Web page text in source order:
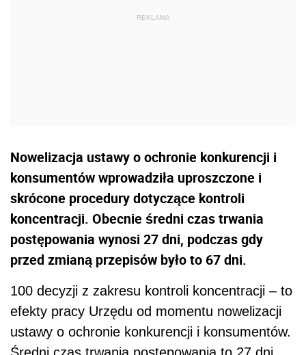
Nowelizacja ustawy o ochronie konkurencji i
konsumentów wprowadziła uproszczone i
skrócone procedury dotyczące kontroli
koncentracji. Obecnie średni czas trwania
postępowania wynosi 27 dni, podczas gdy
przed zmianą przepisów było to 67 dni.
100 decyzji z zakresu kontroli koncentracji – to
efekty pracy Urzędu od momentu nowelizacji
ustawy o ochronie konkurencji i konsumentów.